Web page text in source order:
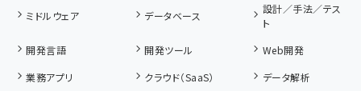
ミドルウェア データベース
設計／手法／テス
ト
開発言語
開発ツール
Web開発
業務アプリ
クラウド（SaaS）
データ解析